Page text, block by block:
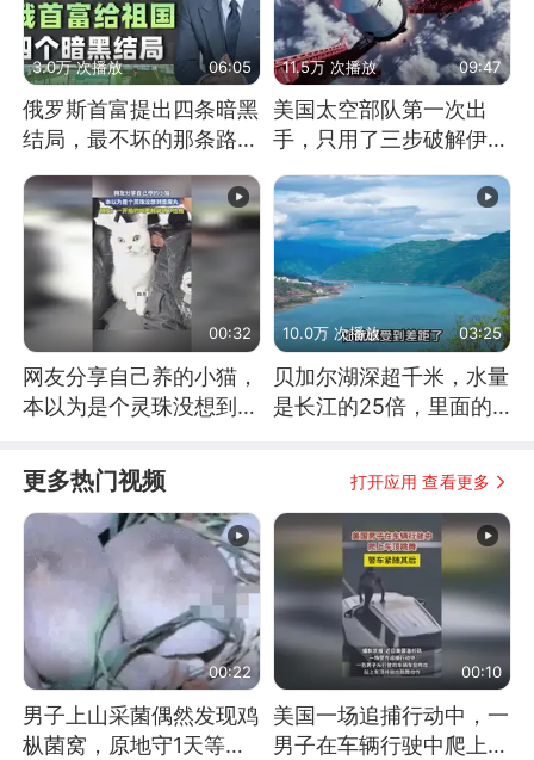
3.0万 次播放 06:05
俄罗斯首富提出四条暗黑
结局，最不坏的那条路是
11.5万 次播放 09:47
美国太空部队第一次出
手，只用了三步破解伊朗
00:32
网友分享自己养的小猫，
本以为是个灵珠没想到是
10.0万 次播放 03:25
贝加尔湖深超千米，水量
是长江的25倍，里面的
更多热门视频 打开应用 查看更多
00:22
男子上山采菌偶然发现鸡
枞菌窝，原地守1天等它
00:10
美国一场追捕行动中，一
男子在车辆行驶中爬上车